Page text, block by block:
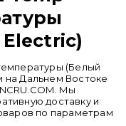
(Белый
на Дальнем Востоке
Мы
доставку и
по параметрам